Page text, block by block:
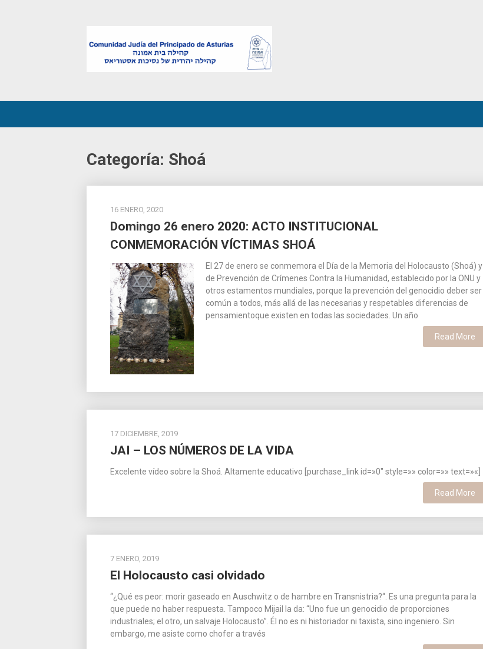
Categoría: Shoá
16 ENERO, 2020
Domingo 26 enero 2020: ACTO INSTITUCIONAL
CONMEMORACIÓN VÍCTIMAS SHOÁ
El 27 de enero se conmemora el Día de la Memoria del Holocausto (Shoá) y
de Prevención de Crímenes Contra la Humanidad, establecido por la ONU y
otros estamentos mundiales, porque la prevención del genocidio deber ser
común a todos, más allá de las necesarias y respetables diferencias de
pensamientoque existen en todas las sociedades. Un año
Read More
17 DICIEMBRE, 2019
JAI – LOS NÚMEROS DE LA VIDA
Excelente vídeo sobre la Shoá. Altamente educativo [purchase_link id=»0″ style=»» color=»» text=»«]
Read More
7 ENERO, 2019
El Holocausto casi olvidado
“¿Qué es peor: morir gaseado en Auschwitz o de hambre en Transnistria?“. Es una pregunta para la
que puede no haber respuesta. Tampoco Mijail la da: “Uno fue un genocidio de proporciones
industriales; el otro, un salvaje Holocausto”. Él no es ni historiador ni taxista, sino ingeniero. Sin
embargo, me asiste como chofer a través